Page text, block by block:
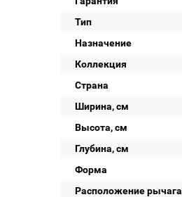
Тип
Назначение
Коллекция
Страна
Ширина, см
Высота, см
Глубина, см
Форма
Расположение рычага